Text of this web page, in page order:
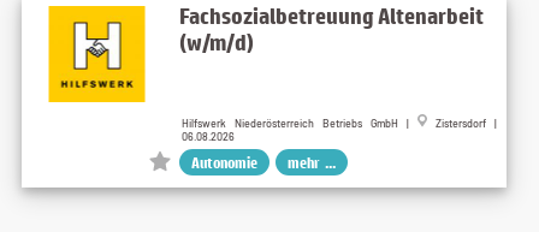
Fachsozialbetreuung Altenarbeit
(w/m/d)
Hilfswerk Niederösterreich Betriebs GmbH |
Zistersdorf |
06.08.2026
Autonomie mehr ...